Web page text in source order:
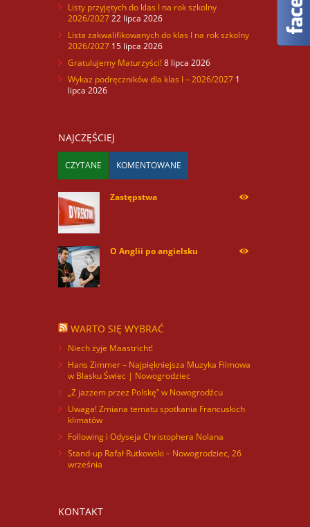
Listy przyjętych do klas I na rok szkolny
2026/202722 lipca 2026
Lista zakwalifikowanych do klas I na rok szkolny
2026/2027 15 lipca 2026
Gratulujemy Maturzyści!8 lipca 2026
Wykaz podręczników dla klas I – 2026/2027 1
lipca 2026
NAJCZĘŚCIEJ
CZYTANE KOMENTOWANE
Zastępstwa
O Anglii po angielsku
WARTO SIĘ WYBRAĆ
Niech żyje Maastricht!
Hans Zimmer – Najpiękniejsza Muzyka Filmowa
w Blasku Świec | Nowogrodziec
„Z jazzem przez Polskę” w Nowogrodźcu
Uwaga! Zmiana tematu spotkania Francuskich
klimatów
Following i Odyseja Christophera Nolana
Stand-up Rafał Rutkowski – Nowogrodziec, 26
września
KONTAKT